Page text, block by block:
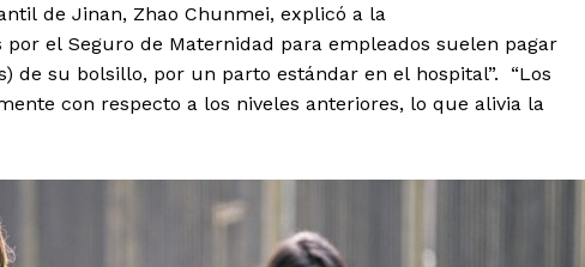
de Jinan, Zhao Chunmei, explicó a la
el Seguro de Maternidad para empleados suelen pagar
de su bolsillo, por un parto estándar en el hospital”. “Los
con respecto a los niveles anteriores, lo que alivia la